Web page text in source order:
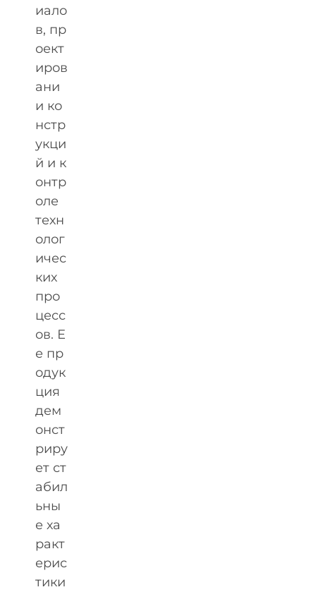
иало
в, пр
оект
иров
ани
и ко
нстр
укци
й и к
онтр
оле
техн
олог
ичес
ких
про
цесс
ов. Е
е пр
одук
ция
дем
онст
риру
ет ст
абил
ьны
е ха
ракт
ерис
тики